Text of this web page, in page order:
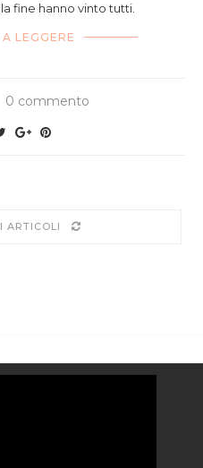
fine hanno vinto tutti.
LEGGERE
0 commento
ARTICOLI